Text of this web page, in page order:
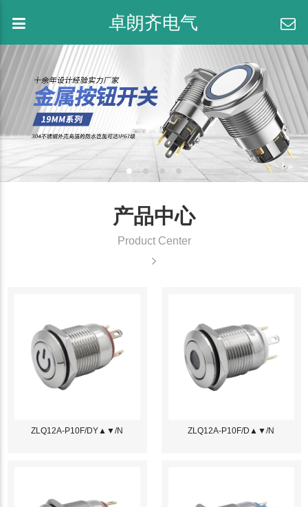
卓朗齐电气
产品中心
Product Center
ZLQ12A-P10F/DY▲▼/N ZLQ12A-P10F/D▲▼/N